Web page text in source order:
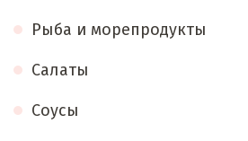
Рыба и морепродукты
Салаты
Соусы